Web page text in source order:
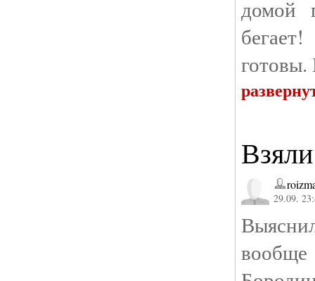
домой
готовы.
29.09.